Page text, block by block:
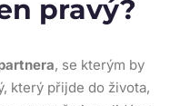
pravý?
, se kterým by
který přijde do života,